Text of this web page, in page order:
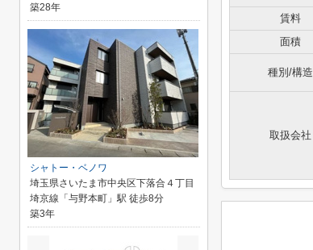
賃料
面積
種別/構造
取扱会社
築28年
シャトー・ベノワ
埼玉県さいたま市中央区下落合４丁目
埼京線「与野本町」駅 徒歩8分
築3年